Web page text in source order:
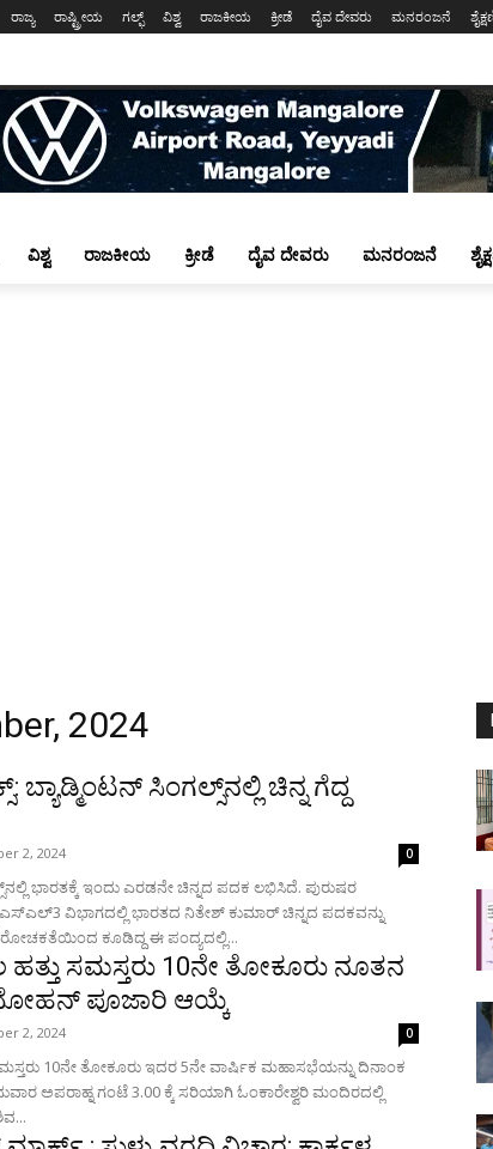
ರಾಜ್ಯ ರಾಷ್ಟ್ರೀಯ ಗಲ್ಫ್ ವಿಶ್ವ ರಾಜಕೀಯ ಕ್ರೀಡೆ ದೈವ ದೇವರು ಮನರಂಜನೆ
ವಿಶ್ವ ರಾಜಕೀಯ ಕ್ರೀಡೆ ದೈವ ದೇವರು ಮನರಂಜನೆ
2024
ಬ್ಯಾಡ್ಮಿಂಟನ್ ಸಿಂಗಲ್ಸ್‌ನಲ್ಲಿ ಚಿನ್ನ ಗೆದ್ದ
2, 2024 0
ಭಾರತಕ್ಕೆ ಇಂದು ಎರಡನೇ ಚಿನ್ನದ ಪದಕ ಲಭಿಸಿದೆ. ಪುರುಷರ
ಎಸ್​ಎಲ್3 ವಿಭಾಗದಲ್ಲಿ ಭಾರತದ ನಿತೇಶ್ ಕುಮಾರ್ ಚಿನ್ನದ ಪದಕವನ್ನು
ರೋಚಕತೆಯಿಂದ ಕೂಡಿದ್ದ ಈ ಪಂದ್ಯದಲ್ಲಿ...
ಹತ್ತು ಸಮಸ್ತರು 10ನೇ ತೋಕೂರು ನೂತನ
ಮೋಹನ್ ಪೂಜಾರಿ ಆಯ್ಕೆ
2, 2024 0
10ನೇ ತೋಕೂರು ಇದರ 5ನೇ ವಾರ್ಷಿಕ ಮಹಾಸಭೆಯನ್ನು ದಿನಾಂಕ
ಅಪರಾಹ್ನ ಗಂಟೆ 3.00 ಕ್ಕೆ ಸರಿಯಾಗಿ ಓಂಕಾರೇಶ್ವರಿ ಮಂದಿರದಲ್ಲಿ